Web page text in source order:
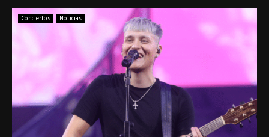
Conciertos Noticias